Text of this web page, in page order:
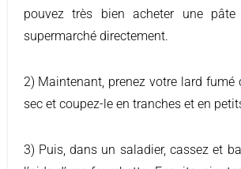
pouvez très bien acheter une
supermarché directement.
2) Maintenant, prenez votre lard fumé
sec et coupez-le en tranches et en
3) Puis, dans un saladier, cassez et